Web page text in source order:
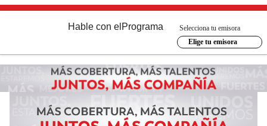
Hable con el Programa
Selecciona tu emisora
Elige tu emisora